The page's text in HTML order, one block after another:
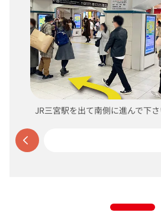
JR三宮駅を出て南側に進んで下